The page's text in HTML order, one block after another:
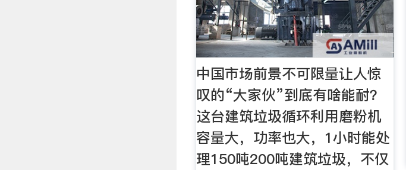
中国市场前景不可限量让人惊
叹的“大家伙”到底有啥能耐？
这台建筑垃圾循环利用磨粉机
容量大，功率也大，1小时能处
理150吨200吨建筑垃圾，不仅